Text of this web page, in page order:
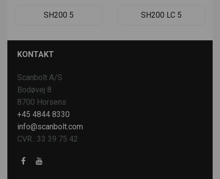
SH200 5 SH200 LC 5
KONTAKT
Scanbolt A/S
Bodøvej 8
8700 Horsens
+45 4844 8330
info@scanbolt.com
CVR.: 33 39 75 42